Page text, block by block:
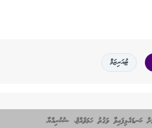
ޓުއަރިޒަމް
ކަނޑައެޅިފައިވާ ވަގުތު ހަމަވެއްޖެ، ޝުކުރިއްޔާ